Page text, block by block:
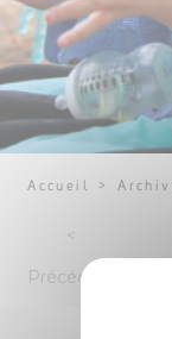
Accueil >
<
Précédent